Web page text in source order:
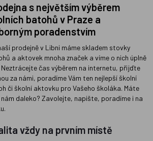
s největším výběrem
batohů v Praze a
poradenstvím
prodejně v Libni máme skladem stovky
a aktovek mnoha značek a víme o nich úplně
Neztrácejte čas výběrem na internetu, přijďte
za námi, poradíme Vám ten nejlepší školní
či školní aktovku pro Vašeho školáka. Máte
daleko? Zavolejte, napište, poradíme i na
vždy na prvním místě